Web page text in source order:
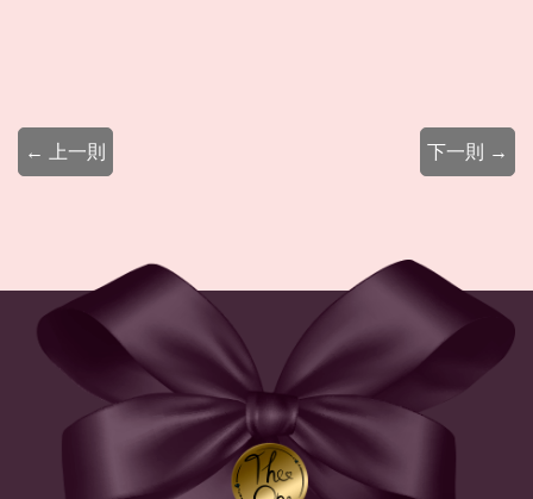
下一則 →
← 上一則